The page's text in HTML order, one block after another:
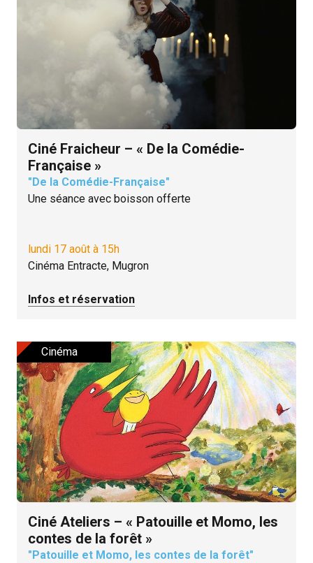
Ciné Fraicheur – « De la Comédie-
Française »
"De la Comédie-Française"
Une séance avec boisson offerte
lundi 17 août à 15h
Cinéma Entracte, Mugron
Infos et réservation
Cinéma
Ciné Ateliers – « Patouille et Momo, les
contes de la forêt »
"Patouille et Momo, les contes de la forêt"